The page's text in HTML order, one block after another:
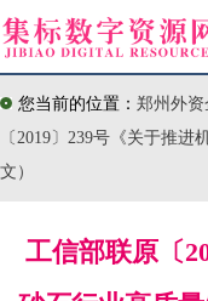
您当前的位置： 郑州外
〔2019〕239号《关于推
文）
工信部联原〔